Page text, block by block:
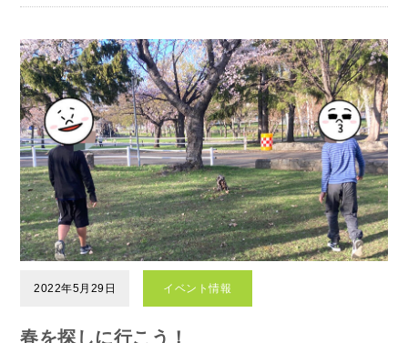
2022年5月29日 イベント情報
春を探しに行こう！